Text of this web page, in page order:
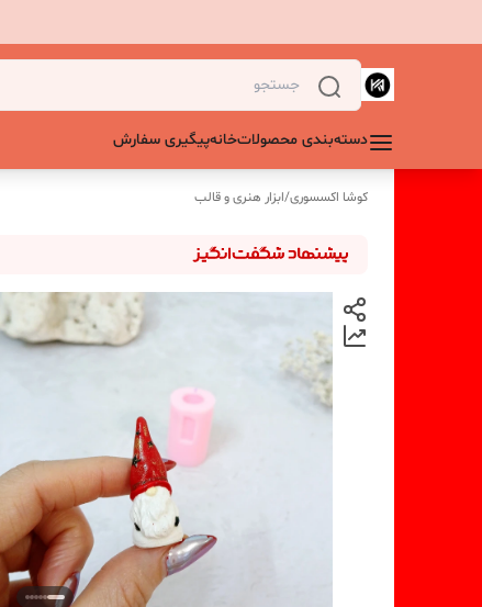
دسته‌بندی محصولاتخانهپیگیری سفارش
کوشا اکسسوری/ابزار هنری و قالب